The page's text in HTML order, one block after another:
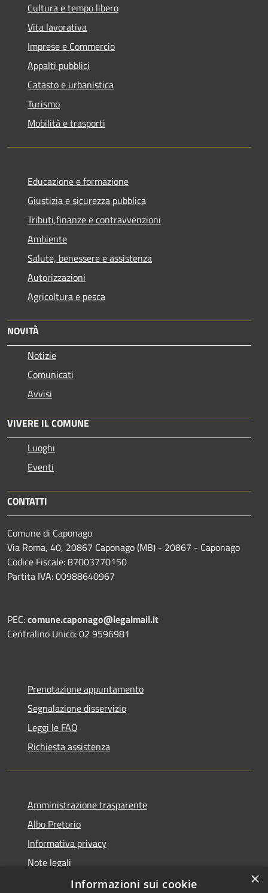
Cultura e tempo libero
Vita lavorativa
Imprese e Commercio
Appalti pubblici
Catasto e urbanistica
Turismo
Mobilità e trasporti
Educazione e formazione
Giustizia e sicurezza pubblica
Tributi,finanze e contravvenzioni
Ambiente
Salute, benessere e assistenza
Autorizzazioni
Agricoltura e pesca
NOVITÀ
Notizie
Comunicati
Avvisi
VIVERE IL COMUNE
Luoghi
Eventi
CONTATTI
Comune di Caponago
Via Roma, 40, 20867 Caponago (MB) - 20867 - Caponago
Codice Fiscale: 87003770150
Partita IVA: 00988640967
PEC:comune.caponago@legalmail.it
Centralino Unico: 02 9596981
Prenotazione appuntamento
Segnalazione disservizio
Leggi le FAQ
Richiesta assistenza
Amministrazione trasparente
Albo Pretorio
Informativa privacy
Note legali
Dichiarazione di accessibilità
×
Informazioni sui cookie